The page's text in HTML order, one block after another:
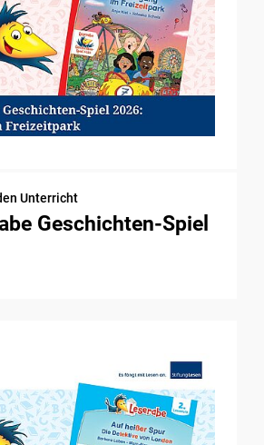
Unterricht
Geschichten-Spiel